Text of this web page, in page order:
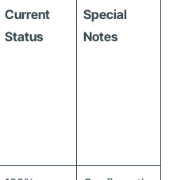
Current
Status
Special
Notes